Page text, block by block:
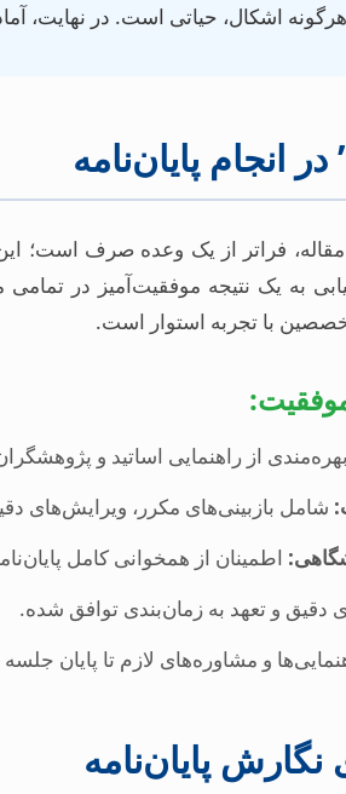
اشکال، حیاتی است. در نهایت،
انجام پایان‌نامه
فراتر از یک وعده صرف است؛
به یک نتیجه موفقیت‌آمیز در
با تجربه استوار است.
بهره‌مندی از راهنمایی اساتید و
شامل بازبینی‌های مکرر، ویرایش‌های
اطمینان از همخوانی کامل
دقیق و تعهد به زمان‌بندی توافق شده.
و مشاوره‌های لازم تا پایان
پایان‌نامه